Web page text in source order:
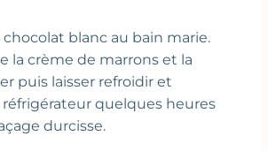
chocolat blanc au bain marie.
la crème de marrons et la
puis laisser refroidir et
quelques heures
durcisse.